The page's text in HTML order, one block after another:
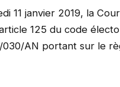
11 janvier 2019, la
125 du code
030/AN portant sur le